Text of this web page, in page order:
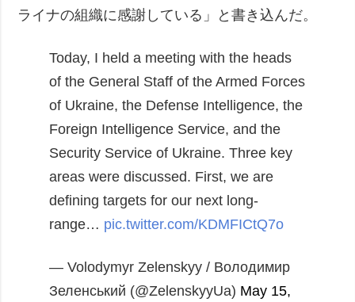
ライナの組織に感謝している」と書き込んだ。
Today, I held a meeting with the heads
of the General Staff of the Armed Forces
of Ukraine, the Defense Intelligence, the
Foreign Intelligence Service, and the
Security Service of Ukraine. Three key
areas were discussed. First, we are
defining targets for our next long-
range… pic.twitter.com/KDMFICtQ7o
— Volodymyr Zelenskyy / Володимир
Зеленський (@ZelenskyyUa) May 15,